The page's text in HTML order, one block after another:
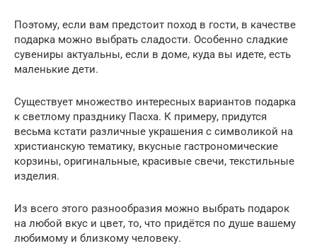
Поэтому, если вам предстоит поход в гости, в качестве
подарка можно выбрать сладости. Особенно сладкие
сувениры актуальны, если в доме, куда вы идете, есть
маленькие дети.
Существует множество интересных вариантов подарка
к светлому празднику Пасха. К примеру, придутся
весьма кстати различные украшения с символикой на
христианскую тематику, вкусные гастрономические
корзины, оригинальные, красивые свечи, текстильные
изделия.
Из всего этого разнообразия можно выбрать подарок
на любой вкус и цвет, то, что придётся по душе вашему
любимому и близкому человеку.